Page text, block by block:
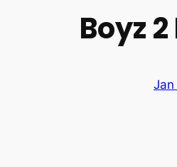
Boyz
Jan